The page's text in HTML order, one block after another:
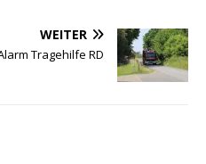
WEITER
Tragehilfe RD